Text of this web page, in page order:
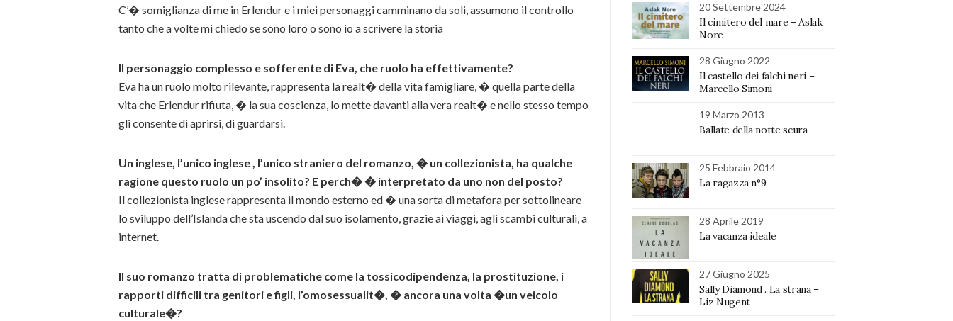
C’� somiglianza di me in Erlendur e i miei personaggi camminano da soli, assumono il controllo
tanto che a volte mi chiedo se sono loro o sono io a scrivere la storia
Il personaggio complesso e sofferente di Eva, che ruolo ha effettivamente?
Eva ha un ruolo molto rilevante, rappresenta la realt� della vita famigliare, � quella parte della
vita che Erlendur rifiuta, � la sua coscienza, lo mette davanti alla vera realt� e nello stesso tempo
gli consente di aprirsi, di guardarsi.
Un inglese, l’unico inglese , l’unico straniero del romanzo, � un collezionista, ha qualche
ragione questo ruolo un po’ insolito? E perch� � interpretato da uno non del posto?
Il collezionista inglese rappresenta il mondo esterno ed � una sorta di metafora per sottolineare
lo sviluppo dell’Islanda che sta uscendo dal suo isolamento, grazie ai viaggi, agli scambi culturali, a
internet.
Il suo romanzo tratta di problematiche come la tossicodipendenza, la prostituzione, i
rapporti difficili tra genitori e figli, l’omosessualit�, � ancora una volta �un veicolo
culturale�?
20 Settembre 2024
Il cimitero del mare – Aslak
Nore
28 Giugno 2022
Il castello dei falchi neri –
Marcello Simoni
19 Marzo 2013
Ballate della notte scura
25 Febbraio 2014
La ragazza n°9
28 Aprile 2019
La vacanza ideale
27 Giugno 2025
Sally Diamond . La strana –
Liz Nugent